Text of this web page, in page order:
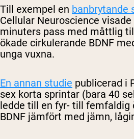
Till exempel en banbrytande
Cellular Neuroscience
minuters pass med måttlig
ökade cirkulerande BDNF
unga vuxna.
En annan studie publicerad i
sex korta sprintar (bara 40
ledde till en fyr- till femfaldig
BDNF jämfört med jämn,